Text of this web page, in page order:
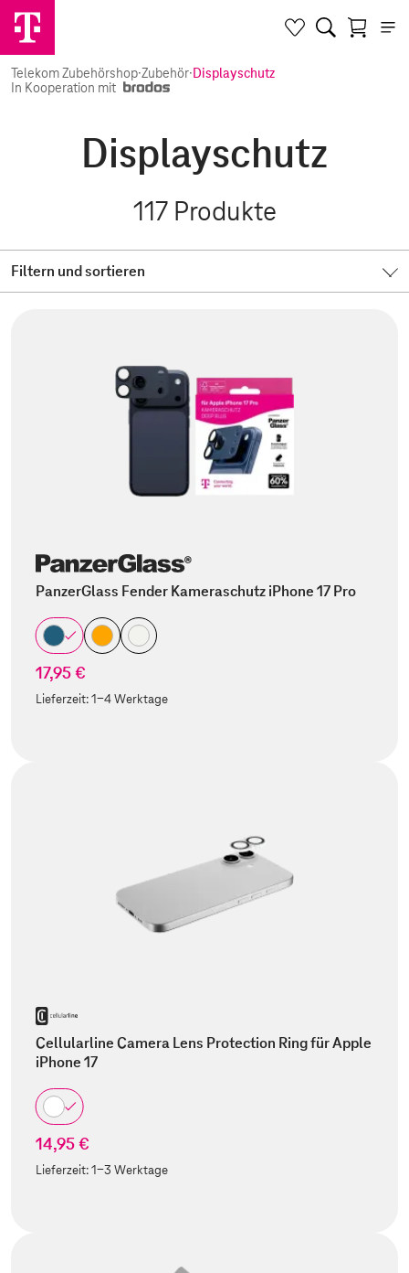
Telekom Zubehörshop·Zubehör·Displayschutz
In Kooperation mit
Displayschutz
117 Produkte
Filtern und sortieren
PanzerGlass Fender Kameraschutz iPhone 17 Pro
17,95 €
Lieferzeit:1-4 Werktage
Cellularline Camera Lens Protection Ring für Apple
iPhone 17
14,95 €
Lieferzeit:1-3 Werktage